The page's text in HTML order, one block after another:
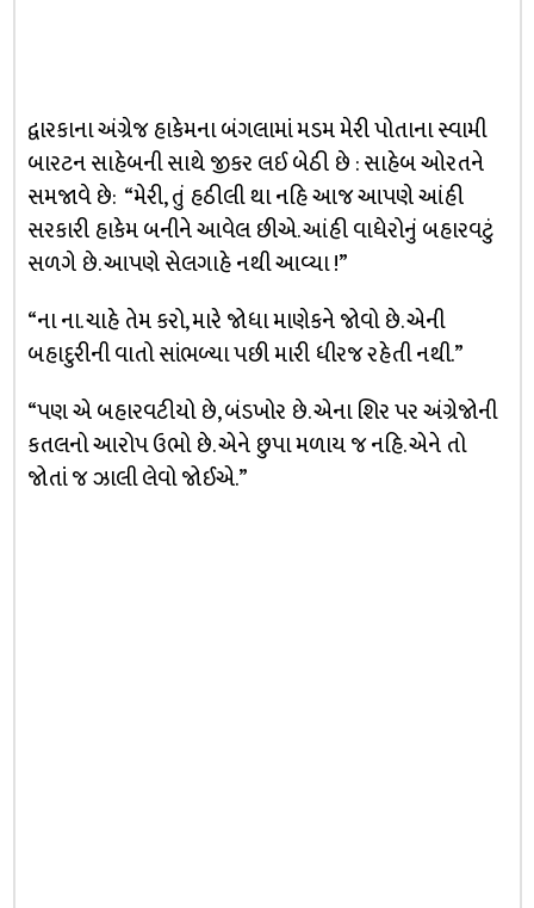
દ્વારકાના અંગ્રેજ હાકેમના બંગલામાં મડમ મેરી પોતાના સ્વામી
બારટન સાહેબની સાથે જીકર લઈ બેઠી છે : સાહેબ ઓરતને
સમજાવે છે: “મેરી, તું હઠીલી થા નહિ આજ આપણે આંહી
સરકારી હાકેમ બનીને આવેલ છીએ. આંહી વાધેરોનું બહારવટું
સળગે છે. આપણે સેલગાહે નથી આવ્યા !”
“ના ના. ચાહે તેમ કરો, મારે જોધા માણેકને જોવો છે. એની
બહાદુરીની વાતો સાંભળ્યા પછી મારી ધીરજ રહેતી નથી.”
“પણ એ બહારવટીયો છે, બંડખોર છે. એના શિર પર અંગ્રેજોની
કતલનો આરોપ ઉભો છે. એને છુપા મળાય જ નહિ. એને તો
જોતાં જ ઝાલી લેવો જોઈએ.”